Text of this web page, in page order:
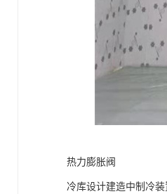
热力膨胀阀
冷库设计建造中制冷